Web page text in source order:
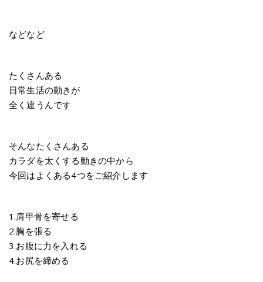
などなど
たくさんある
日常生活の動きが
全く違うんです
そんなたくさんある
カラダを太くする動きの中から
今回はよくある4つをご紹介します
1.肩甲骨を寄せる
2.胸を張る
3.お腹に力を入れる
4.お尻を締める